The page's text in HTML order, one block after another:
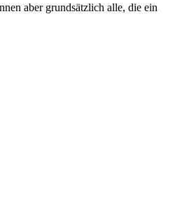
aber grundsätzlich alle, die ein